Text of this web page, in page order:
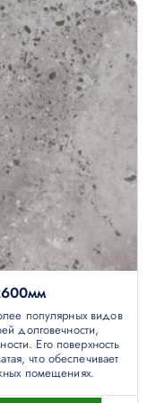
популярных видов
долговечности,
Его поверхность
что обеспечивает
помещениях.